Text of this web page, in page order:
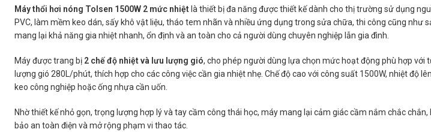
Máy thổi hơi nóng Tolsen 1500W 2 mức nhiệt là thiết bị đa năng được thiết kế dành cho thị trường sử dụng
PVC, làm mềm keo dán, sấy khô vật liệu, tháo tem nhãn và nhiều ứng dụng trong sửa chữa, thi công cũng như
mang lại khả năng gia nhiệt nhanh, ổn định và an toàn cho cả người dùng chuyên nghiệp lẫn gia đình.
Máy được trang bị 2 chế độ nhiệt và lưu lượng gió, cho phép người dùng lựa chọn mức hoạt động phù hợp với
lượng gió 280L/phút, thích hợp cho các công việc cần gia nhiệt nhẹ. Chế độ cao với công suất 1500W, nhiệt
keo công nghiệp hoặc ống nhựa cần uốn.
Nhờ thiết kế nhỏ gọn, trọng lượng hợp lý và tay cầm công thái học, máy mang lại cảm giác cầm nắm chắc
bảo an toàn điện và mở rộng phạm vi thao tác.